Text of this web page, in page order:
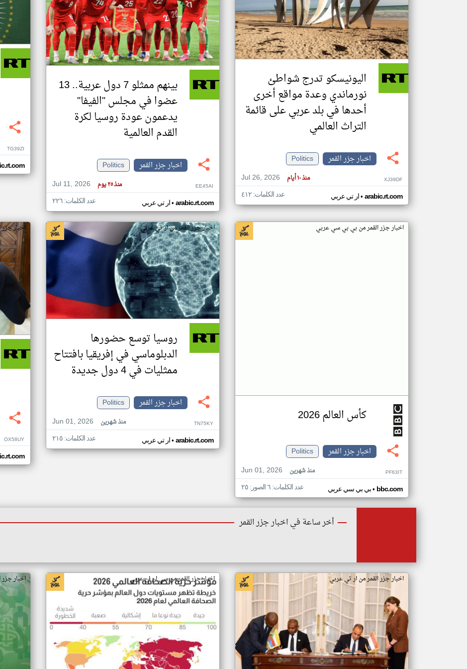
اليونيسكو تدرج شواطئ
نورماندي وعدة مواقع أخرى
أحدها في بلد عربي على قائمة
التراث العالمي
اخبار جزر القمر
Politics
Jul 26, 2026
منذ ١٠ أيام XJ39DF
ار تي عربي• arabic.rt.com عدد الكلمات: ٤١٢
بينهم ممثلو 7 دول عربية.. 13
عضوا في مجلس "الفيفا"
يدعمون عودة روسيا لكرة
القدم العالمية
اخبار جزر القمر
Politics
Jul 11, 2026
منذ ٢٥ يوم EE45AI
ار تي عربي• arabic.rt.com عدد الكلمات: ٢٢٦
TG39ZI
اخبار جزر القمر من بي بي سي عربي
كأس العالم 2026
اخبار جزر القمر
Politics
Jun 01, 2026
منذ شهرين PF63IT
بي بي سي عربي• bbc.com عدد الكلمات: ٦ الصور: ٢٥
اخبار جزر القمر من ار تي عربي
روسيا توسع حضورها
الدبلوماسي في إفريقيا بافتتاح
ممثليات في 4 دول جديدة
اخبار جزر القمر
Politics
Jun 01, 2026
منذ شهرين TN75KY
ار تي عربي• arabic.rt.com عدد الكلمات: ٢١٥
اخبار
OX58UY
أخر ساعة في اخبار جزر القمر
اخبار جزر القمر من ار تي عربي اخبار جزر القمر من سي ان ان عربي اخبار